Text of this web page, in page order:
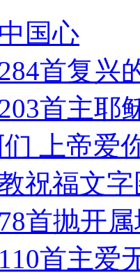
国心
首复兴
首主耶
上帝爱
祝福文
首抛开
首主爱